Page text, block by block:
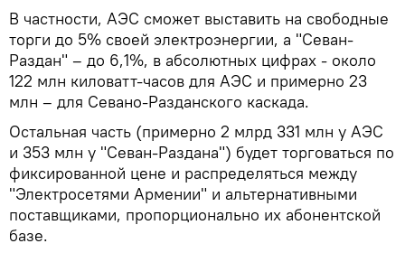
В частности, АЭС сможет выставить на свободные
торги до 5% своей электроэнергии, а "Севан-
Раздан" – до 6,1%, в абсолютных цифрах - около
122 млн киловатт-часов для АЭС и примерно 23
млн – для Севано-Разданского каскада.
Остальная часть (примерно 2 млрд 331 млн у АЭС
и 353 млн у "Севан-Раздана") будет торговаться по
фиксированной цене и распределяться между
"Электросетями Армении" и альтернативными
поставщиками, пропорционально их абонентской
базе.